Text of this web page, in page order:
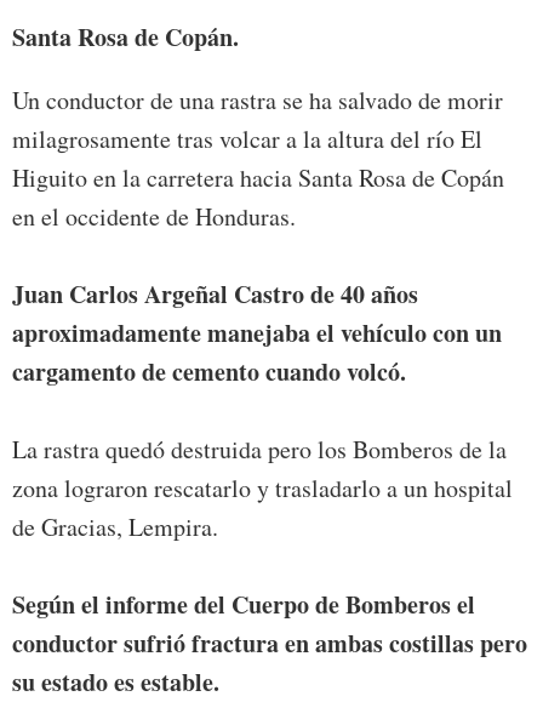
Santa Rosa de Copán.
Un conductor de una rastra se ha salvado de morir
milagrosamente tras volcar a la altura del río El
Higuito en la carretera hacia Santa Rosa de Copán
en el occidente de Honduras.
Juan Carlos Argeñal Castro de 40 años
aproximadamente manejaba el vehículo con un
cargamento de cemento cuando volcó.
La rastra quedó destruida pero los Bomberos de la
zona lograron rescatarlo y trasladarlo a un hospital
de Gracias, Lempira.
Según el informe del Cuerpo de Bomberos el
conductor sufrió fractura en ambas costillas pero
su estado es estable.